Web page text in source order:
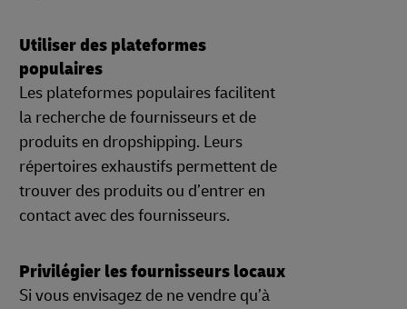
Utiliser des plateformes
populaires
Les plateformes populaires facilitent
la recherche de fournisseurs et de
produits en dropshipping. Leurs
répertoires exhaustifs permettent de
trouver des produits ou d’entrer en
contact avec des fournisseurs.
Privilégier les fournisseurs locaux
Si vous envisagez de ne vendre qu’à